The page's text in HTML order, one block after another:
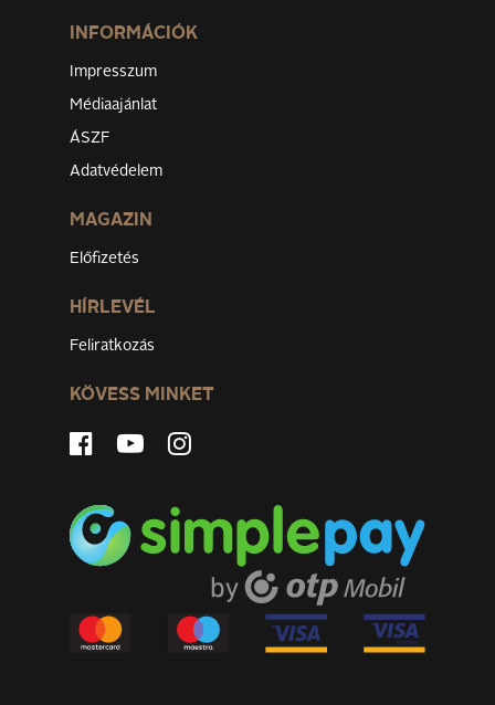
INFORMÁCIÓK
Impresszum
Médiaajánlat
ÁSZF
Adatvédelem
MAGAZIN
Előfizetés
HÍRLEVÉL
Feliratkozás
KÖVESS MINKET